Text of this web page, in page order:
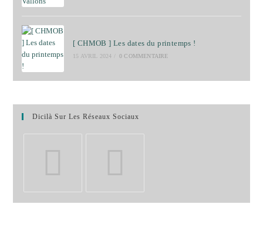
[ CHMOB ] Les dates du printemps !
15 AVRIL 2024 0 COMMENTAIRE
Dicilà Sur Les Réseaux Sociaux